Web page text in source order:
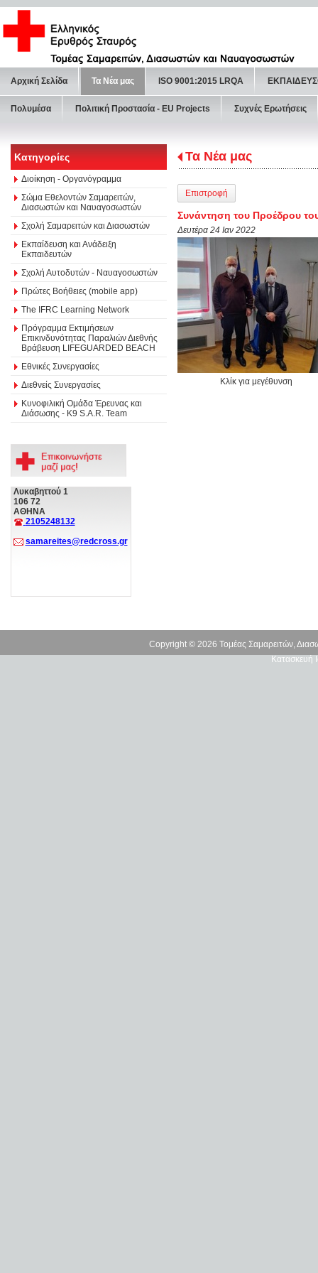
Αρχική Σελίδα Τα Νέα μας ISO 9001:2015 LRQA
Πολυμέσα Πολιτική Προστασία - ΕU Projects Συχνές Ερωτήσεις
Κατηγορίες
Διοίκηση - Οργανόγραμμα
Σώμα Εθελοντών Σαμαρειτών,
Διασωστών και Ναυαγοσωστών
Σχολή Σαμαρειτών και Διασωστών
Εκπαίδευση και Ανάδειξη
Εκπαιδευτών
Σχολή Αυτοδυτών - Ναυαγοσωστών
Πρώτες Βοήθειες (mobile app)
The IFRC Learning Network
Πρόγραμμα Εκτιμήσεων
Επικινδυνότητας Παραλιών Διεθνής
Βράβευση LIFEGUARDED BEACH
Εθνικές Συνεργασίες
Διεθνείς Συνεργασίες
Κυνοφιλική Ομάδα Έρευνας και
Διάσωσης - Κ9 S.A.R. Team
Λυκαβηττού 1
106 72
ΑΘΗΝΑ
2105248132
samareites@redcross.gr
Τα Νέα μας
Επιστροφή
Συνάντηση του Προέδρου
Δευτέρα 24 Ιαν 2022
Κλίκ για μεγέθυνση
Copyright © 2026 Τομέας Σαμαρειτών,
Κατασκευή